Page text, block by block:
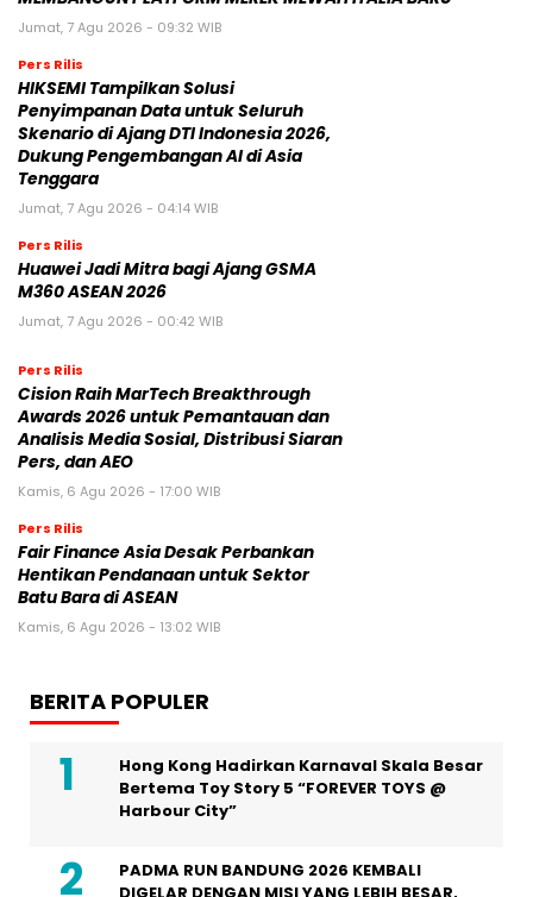
Jumat, 7 Agu 2026 - 09:32 WIB
Pers Rilis
HIKSEMI Tampilkan Solusi
Penyimpanan Data untuk Seluruh
Skenario di Ajang DTI Indonesia 2026,
Dukung Pengembangan AI di Asia
Tenggara
Jumat, 7 Agu 2026 - 04:14 WIB
Pers Rilis
Huawei Jadi Mitra bagi Ajang GSMA
M360 ASEAN 2026
Jumat, 7 Agu 2026 - 00:42 WIB
Pers Rilis
Cision Raih MarTech Breakthrough
Awards 2026 untuk Pemantauan dan
Analisis Media Sosial, Distribusi Siaran
Pers, dan AEO
Kamis, 6 Agu 2026 - 17:00 WIB
Pers Rilis
Fair Finance Asia Desak Perbankan
Hentikan Pendanaan untuk Sektor
Batu Bara di ASEAN
Kamis, 6 Agu 2026 - 13:02 WIB
BERITA POPULER
Hong Kong Hadirkan Karnaval Skala Besar
Bertema Toy Story 5 “FOREVER TOYS @
Harbour City”
PADMA RUN BANDUNG 2026 KEMBALI
DIGELAR DENGAN MISI YANG LEBIH BESAR,